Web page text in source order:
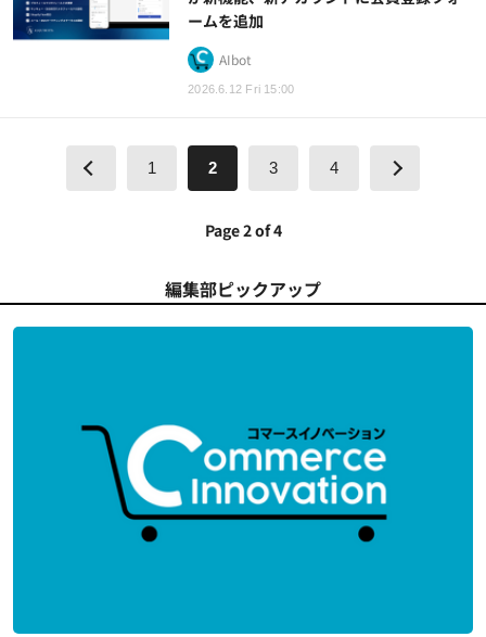
2026.6.12 Fri 15:00
ームを追加
AIbot
1 2 3 4
Page 2 of 4
編集部ピックアップ